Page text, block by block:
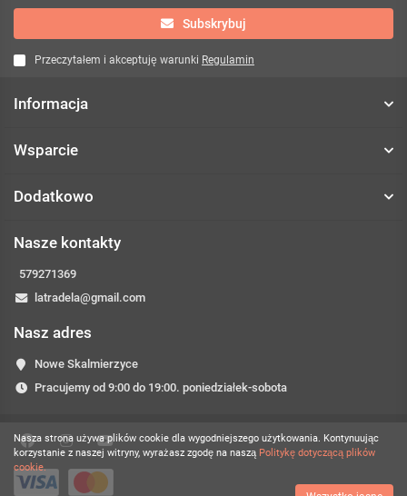
Nasza strona używa plików cookie dla wygodniejszego użytkowania. Kontynuując
korzystanie z naszej witryny, wyrażasz zgodę na naszą Politykę dotyczącą plików
cookie.
Subskrybuj
Przeczytałem i akceptuję warunki Regulamin
Informacja
Wsparcie
Dodatkowo
Nasze kontakty
579271369
latradela@gmail.com
Nasz adres
Nowe Skalmierzyce
Pracujemy od 9:00 do 19:00. poniedziałek-sobota